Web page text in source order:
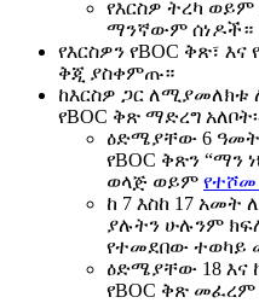
የእርስዎ ትረካ ወይም
ማንኛውም ሰነዶች።
የእርስዎን የBOC ቅጽ፣
ቅጂ ያስቀምጡ።
ከእርስዎ ጋር ለሚያመለክቱ
የBOC ቅጽ ማድረግ
ዕድሜያቸው 6 ዓመት
የBOC ቅጽን
ወላጅ ወይም
ከ 7 እስከ 17 አመት
ያሉትን ሁሉንም
የተመደበው ተወካይ
ዕድሜያቸው 18 እና
የBOC ቅጽ